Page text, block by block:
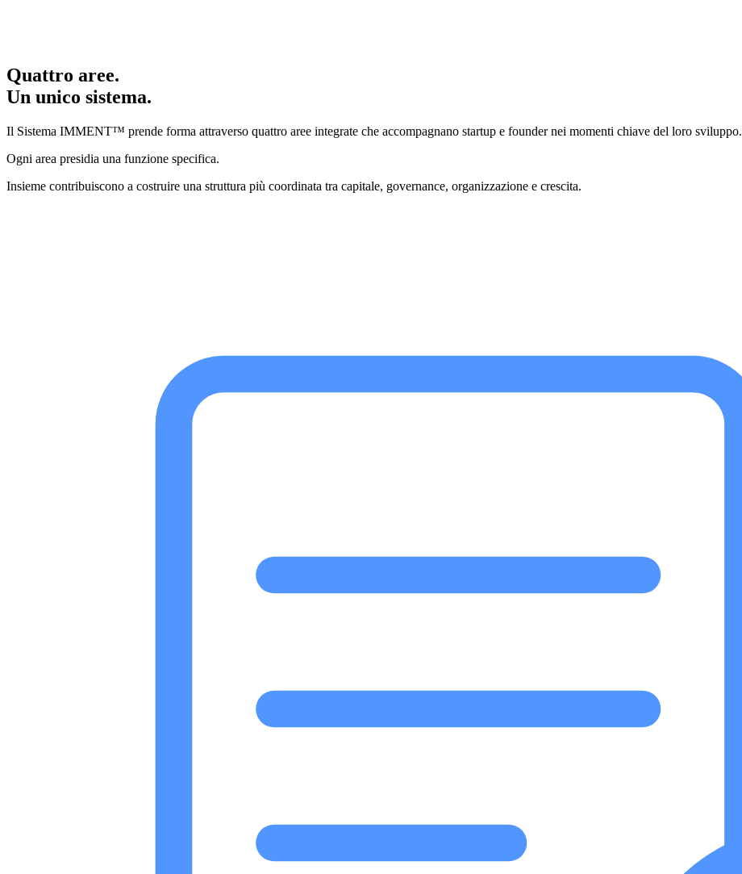
Quattro aree.
Un unico sistema.
Il Sistema IMMENT™ prende forma attraverso quattro aree integrate che accompagnano startup e founder nei momenti chiave del loro sviluppo.
Ogni area presidia una funzione specifica.
Insieme contribuiscono a costruire una struttura più coordinata tra capitale, governance, organizzazione e crescita.